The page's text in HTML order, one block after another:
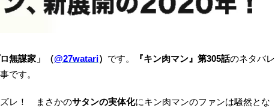
無謀家」（@27watari） です。 『キン肉マン』第305話のネタバレ
です。
レ！ まさかのサタンの実体化にキン肉マンのファンは騒然とな